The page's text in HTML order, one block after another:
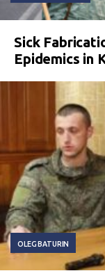
Sick
Epidemics in
OLEG BATURIN